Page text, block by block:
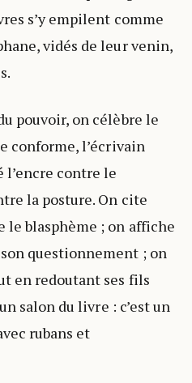
s’y empilent comme
vidés de leur venin,
pouvoir, on célèbre le
conforme, l’écrivain
l’encre contre le
la posture. On cite
le blasphème ; on affiche
questionnement ; on
en redoutant ses fils
salon du livre : c’est un
rubans et